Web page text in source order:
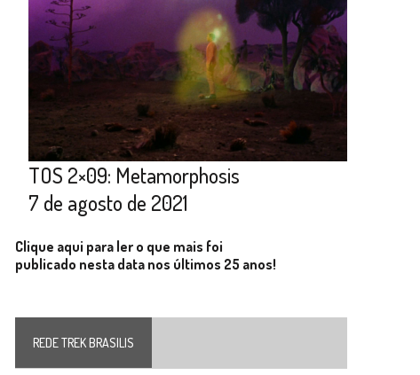
TOS 2×09: Metamorphosis
7 de agosto de 2021
Clique aqui para ler o que mais foi
publicado nesta data nos últimos 25 anos!
REDE TREK BRASILIS